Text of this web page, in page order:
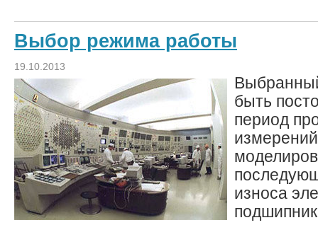
Выбор режима работы
19.10.2013
быть
период
износа